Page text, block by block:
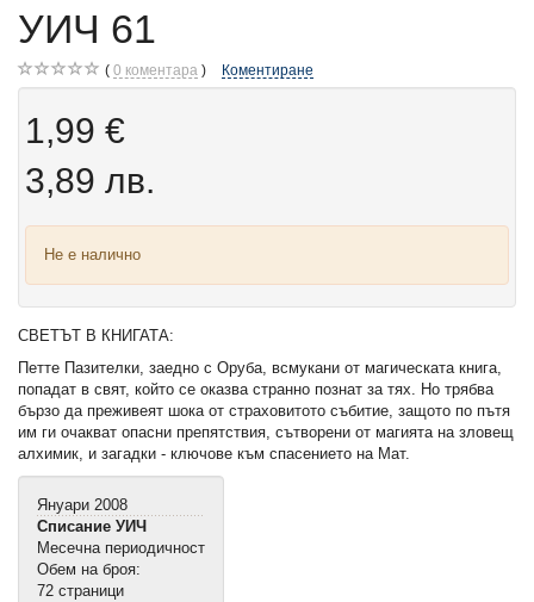
УИЧ 61
0 коментара Коментиране
1,99 €
3,89 лв.
Не е налично
СВЕТЪТ В КНИГАТА:
Петте Пазителки, заедно с Оруба, всмукани от магическата книга,
попадат в свят, който се оказва странно познат за тях. Но трябва
бързо да преживеят шока от страховитото събитие, защото по пътя
им ги очакват опасни препятствия, сътворени от магията на зловещ
алхимик, и загадки - ключове към спасението на Мат.
Януари 2008
Списание УИЧ
Месечна периодичност
Обем на броя:
72 страници